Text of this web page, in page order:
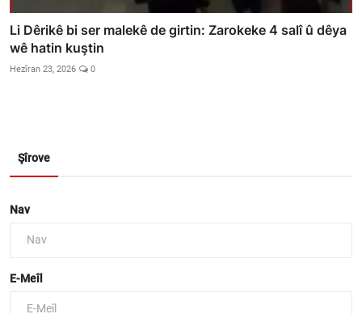
Li Dêrikê bi ser malekê de girtin: Zarokeke 4 salî û dêya
wê hatin kuştin
Hezîran 23, 2026 0
Şîrove
Nav
E-Meîl